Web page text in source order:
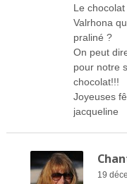
Le
Valrhona
praliné ?
On peut
pour notre
chocolat!!!
Joyeuses
jacqueline
19